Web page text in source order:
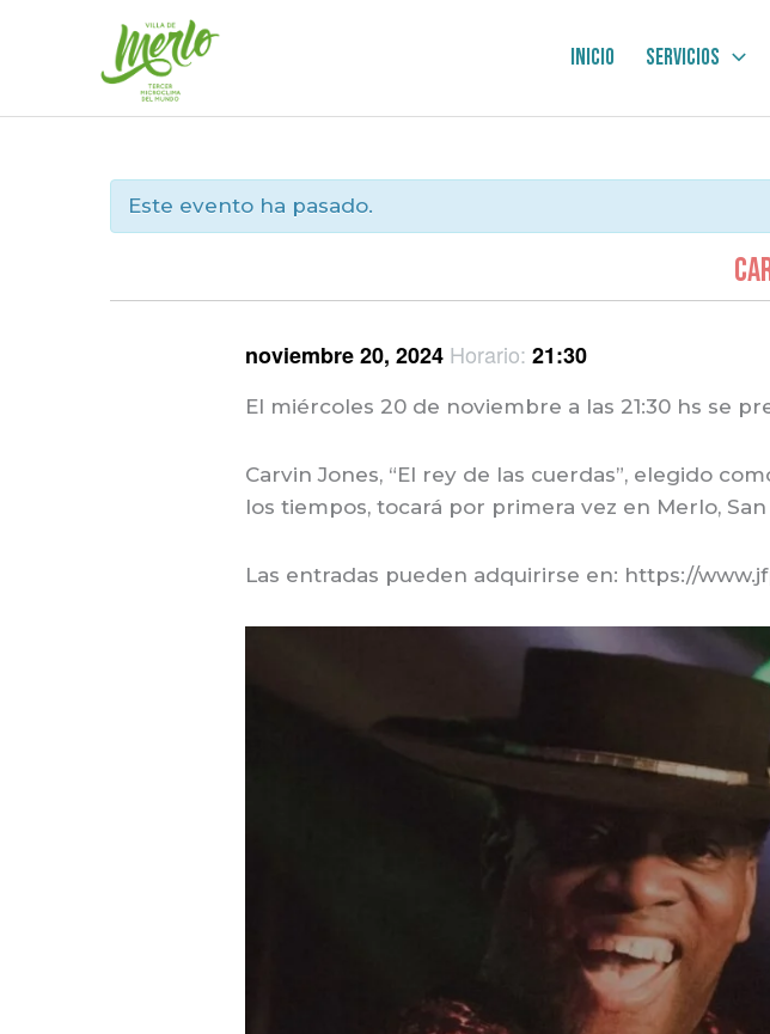
contenido
Inicio Servicios
Este evento ha pasado.
noviembre 20, 2024 Horario:21:30
El miércoles 20 de noviembre a las 21:30 hs se
Carvin Jones, “El rey de las cuerdas”, elegido
los tiempos, tocará por primera vez en Merlo,
Las entradas pueden adquirirse en: https://